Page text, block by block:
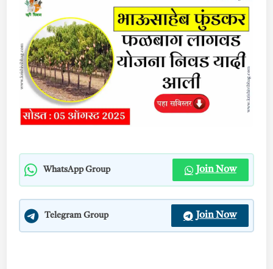
WhatsApp Group Join Now
Telegram Group Join Now